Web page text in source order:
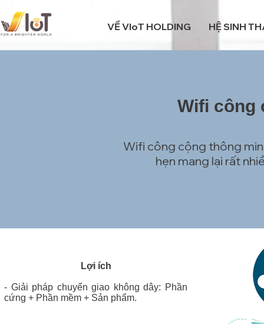
VỀ VIoT HOLDING HỆ SINH
Wifi công
Wifi công cộng thông
hẹn mang lại rất
Lợi ích
- Giải pháp chuyển giao không dây: Phần
cứng + Phần mềm + Sản phẩm.